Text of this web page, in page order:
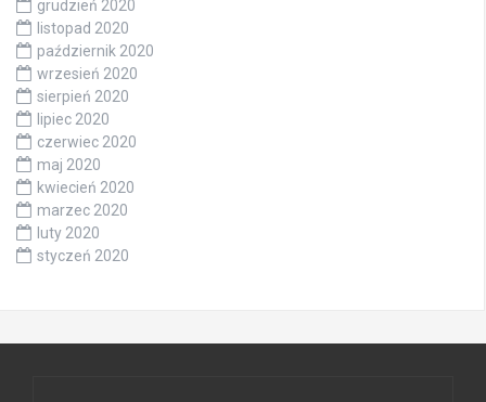
grudzień 2020
listopad 2020
październik 2020
wrzesień 2020
sierpień 2020
lipiec 2020
czerwiec 2020
maj 2020
kwiecień 2020
marzec 2020
luty 2020
styczeń 2020